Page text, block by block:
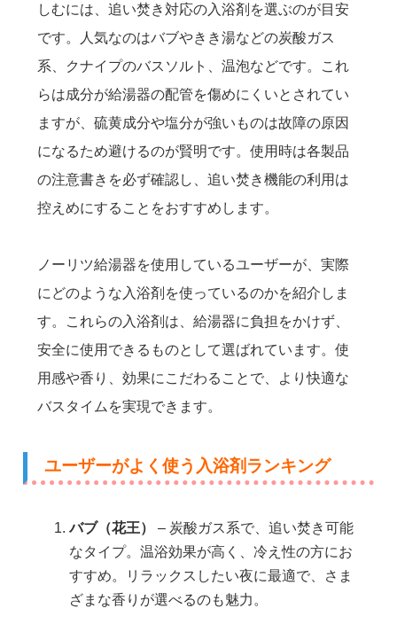
しむには、追い焚き対応の入浴剤を選ぶのが目安
です。人気なのはバブやきき湯などの炭酸ガス
系、クナイプのバスソルト、温泡などです。これ
らは成分が給湯器の配管を傷めにくいとされてい
ますが、硫黄成分や塩分が強いものは故障の原因
になるため避けるのが賢明です。使用時は各製品
の注意書きを必ず確認し、追い焚き機能の利用は
控えめにすることをおすすめします。
ノーリツ給湯器を使用しているユーザーが、実際
にどのような入浴剤を使っているのかを紹介しま
す。これらの入浴剤は、給湯器に負担をかけず、
安全に使用できるものとして選ばれています。使
用感や香り、効果にこだわることで、より快適な
バスタイムを実現できます。
ユーザーがよく使う入浴剤ランキング
バブ（花王）
– 炭酸ガス系で、追い焚き可能
なタイプ。温浴効果が高く、冷え性の方にお
すすめ。リラックスしたい夜に最適で、さま
ざまな香りが選べるのも魅力。